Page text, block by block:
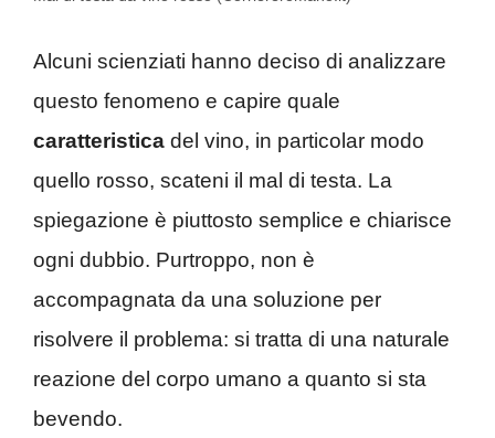
Alcuni scienziati hanno deciso di analizzare
questo fenomeno e capire quale
caratteristica del vino, in particolar modo
quello rosso, scateni il mal di testa. La
spiegazione è piuttosto semplice e chiarisce
ogni dubbio. Purtroppo, non è
accompagnata da una soluzione per
risolvere il problema: si tratta di una naturale
reazione del corpo umano a quanto si sta
bevendo.